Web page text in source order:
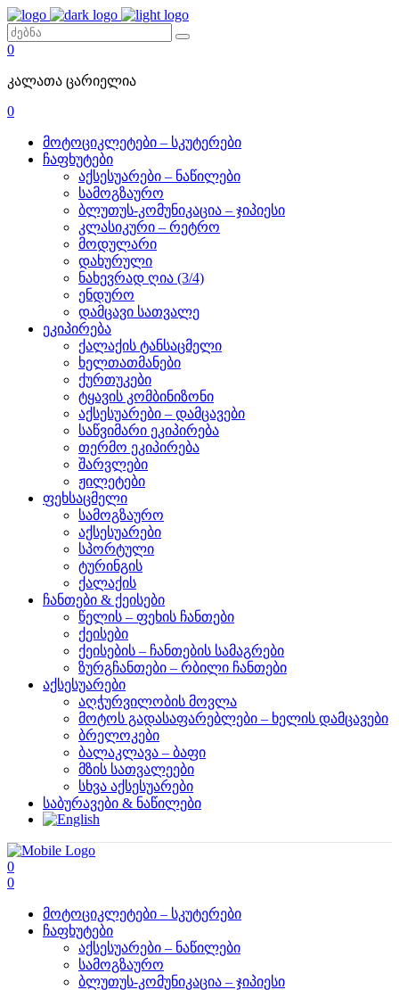
0
კალათა ცარიელია
0
მოტოციკლეტები – სკუტერები
ჩაფხუტები
აქსესუარები – ნაწილები
სამოგზაურო
ბლუთუს-კომუნიკაცია – ჯიპიესი
კლასიკური – რეტრო
მოდულარი
დახურული
ნახევრად ღია (3/4)
ენდურო
დამცავი სათვალე
ეკიპირება
ქალაქის ტანსაცმელი
ხელთათმანები
ქურთუკები
ტყავის კომბინიზონი
აქსესუარები – დამცავები
საწვიმარი ეკიპირება
თერმო ეკიპირება
შარვლები
ჟილეტები
ფეხსაცმელი
სამოგზაურო
აქსესუარები
სპორტული
ტურინგის
ქალაქის
ჩანთები & ქეისები
წელის – ფეხის ჩანთები
ქეისები
ქეისების – ჩანთების სამაგრები
ზურგჩანთები – რბილი ჩანთები
აქსესუარები
აღჭურვილობის მოვლა
მოტოს გადასაფარებლები – ხელის დამცავები
ბრელოკები
ბალაკლავა – ბაფი
მზის სათვალეები
სხვა აქსესუარები
საბურავები & ნაწილები
0
0
მოტოციკლეტები – სკუტერები
ჩაფხუტები
აქსესუარები – ნაწილები
სამოგზაურო
ბლუთუს-კომუნიკაცია – ჯიპიესი